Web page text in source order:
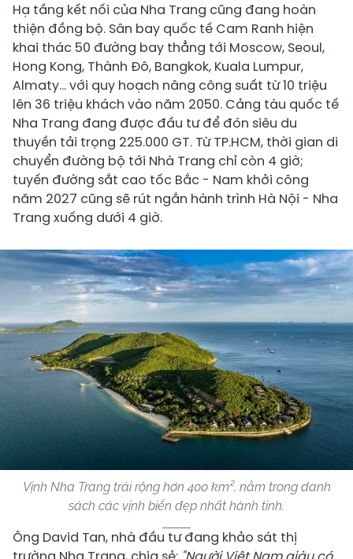
Hạ tầng kết nối của Nha Trang cũng đang hoàn
thiện đồng bộ. Sân bay quốc tế Cam Ranh hiện
khai thác 50 đường bay thẳng tới Moscow, Seoul,
Hong Kong, Thành Đô, Bangkok, Kuala Lumpur,
Almaty… với quy hoạch nâng công suất từ 10 triệu
lên 36 triệu khách vào năm 2050. Cảng tàu quốc tế
Nha Trang đang được đầu tư để đón siêu du
thuyền tải trọng 225.000 GT. Từ TP.HCM, thời gian di
chuyển đường bộ tới Nhà Trang chỉ còn 4 giờ;
tuyến đường sắt cao tốc Bắc - Nam khởi công
năm 2027 cũng sẽ rút ngắn hành trình Hà Nội - Nha
Trang xuống dưới 4 giờ.
Vịnh Nha Trang trải rộng hơn 400 km², nằm trong danh
sách các vịnh biển đẹp nhất hành tinh.
Ông David Tan, nhà đầu tư đang khảo sát thị